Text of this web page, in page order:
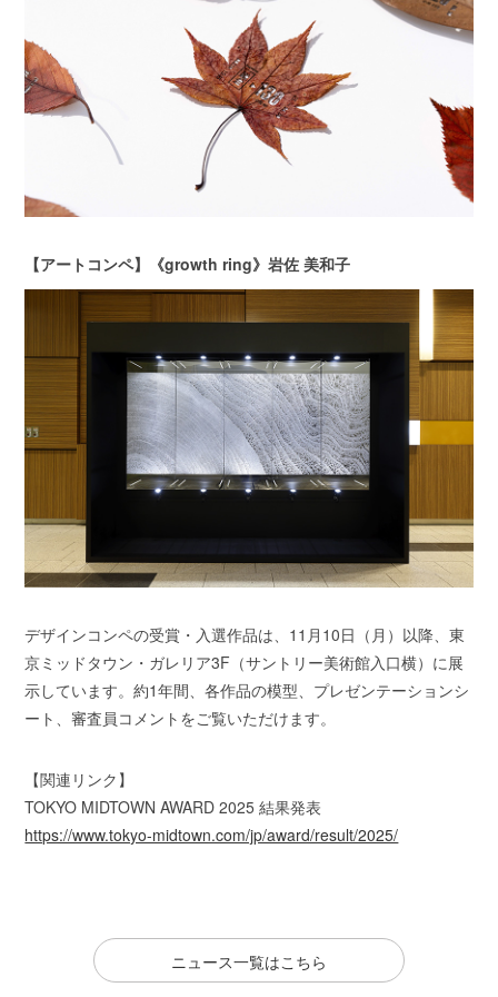
【アートコンペ】《growth ring》岩佐 美和子
デザインコンペの受賞・入選作品は、11月10日（月）以降、東
京ミッドタウン・ガレリア3F（サントリー美術館入口横）に展
示しています。約1年間、各作品の模型、プレゼンテーションシ
ート、審査員コメントをご覧いただけます。
【関連リンク】
TOKYO MIDTOWN AWARD 2025 結果発表
https://www.tokyo-midtown.com/jp/award/result/2025/
ニュース一覧はこちら